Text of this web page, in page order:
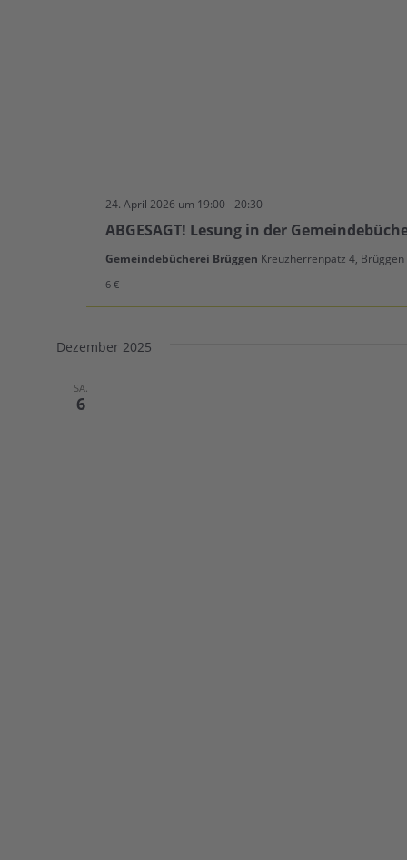
ABGESAGT! Lesung in der
24. April 2026 um 19:00 -20:30
Gemeindebücherei Brüggen Kreuzherrenpatz 4, Brüggen
6 €
Dezember 2025
SA.
6